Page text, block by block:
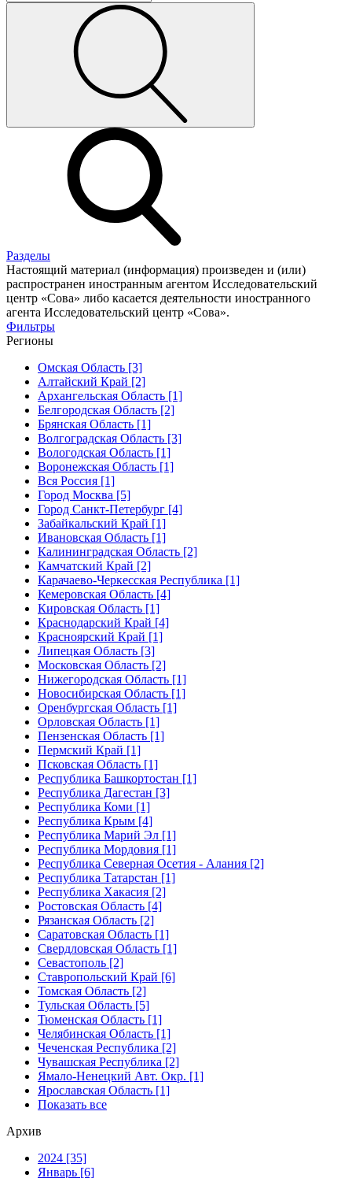
Разделы
Настоящий материал (информация) произведен и (или)
распространен иностранным агентом Исследовательский
центр «Сова» либо касается деятельности иностранного
агента Исследовательский центр «Сова».
Фильтры
Регионы
Омская Область [3]
Алтайский Край [2]
Архангельская Область [1]
Белгородская Область [2]
Брянская Область [1]
Волгоградская Область [3]
Вологодская Область [1]
Воронежская Область [1]
Вся Россия [1]
Город Москва [5]
Город Санкт-Петербург [4]
Забайкальский Край [1]
Ивановская Область [1]
Калининградская Область [2]
Камчатский Край [2]
Карачаево-Черкесская Республика [1]
Кемеровская Область [4]
Кировская Область [1]
Краснодарский Край [4]
Красноярский Край [1]
Липецкая Область [3]
Московская Область [2]
Нижегородская Область [1]
Новосибирская Область [1]
Оренбургская Область [1]
Орловская Область [1]
Пензенская Область [1]
Пермский Край [1]
Псковская Область [1]
Республика Башкортостан [1]
Республика Дагестан [3]
Республика Коми [1]
Республика Крым [4]
Республика Марий Эл [1]
Республика Мордовия [1]
Республика Северная Осетия - Алания [2]
Республика Татарстан [1]
Республика Хакасия [2]
Ростовская Область [4]
Рязанская Область [2]
Саратовская Область [1]
Свердловская Область [1]
Севастополь [2]
Ставропольский Край [6]
Томская Область [2]
Тульская Область [5]
Тюменская Область [1]
Челябинская Область [1]
Чеченская Республика [2]
Чувашская Республика [2]
Ямало-Ненецкий Авт. Окр. [1]
Ярославская Область [1]
Показать все
Архив
2024 [35]
Январь [6]